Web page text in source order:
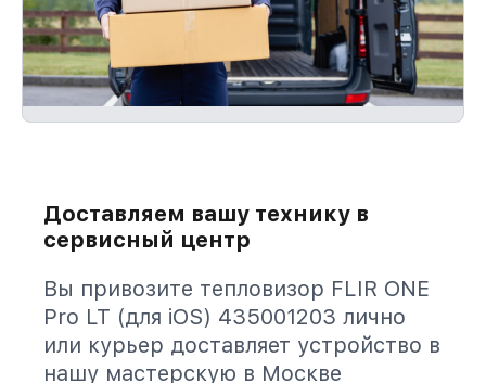
Доставляем вашу технику в
сервисный центр
Вы привозите тепловизор FLIR ONE
Pro LT (для iOS) 435001203 лично
или курьер доставляет устройство в
нашу мастерскую в Москве